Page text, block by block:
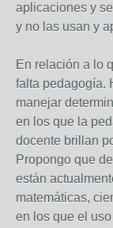
aplicaciones y
y no las usan y
En relación a lo
falta pedagogía.
manejar
en los que la
docente brillan
Propongo que
están
matemáticas,
en los que el